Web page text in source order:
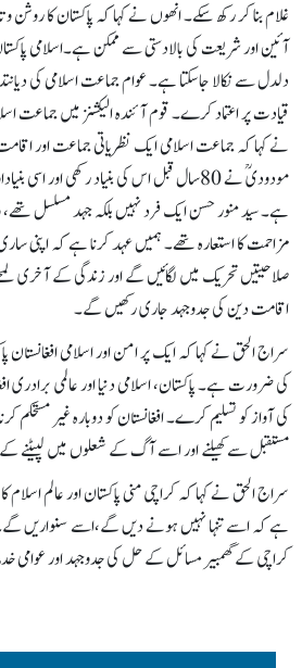
غلام بنا کر رکھ سکے۔ انھوں نے کہا کہ پاکستان کا روشن
آئین اور شریعت کی بالادستی سے ممکن ہے۔اسلامی
دلدل سے نکالا جاسکتا ہے۔ عوام جماعت اسلامی کی
قیادت پر اعتماد کرے۔ قوم آئندہ الیکشنز میں جماعت
نے کہا کہ جماعت اسلامی ایک نظریاتی جماعت اور
مودودیؒ نے 80سال قبل اس کی بنیاد رکھی اور
ہے۔ سید منور حسن ایک فرد نہیں بلکہ جہد مسلسل
مزاحمت کا استعارہ تھے۔ ہمیں عہد کرنا ہے کہ اپنی
صلاحیتیں تحریک میں لگائیں گے اور زندگی کے
اقامت دین کی جدوجہد جاری رکھیں گے۔
سراج الحق نے کہا کہ ایک پر امن اور اسلامی
کی ضرورت ہے۔ پاکستان، اسلامی دنیا اور عالمی برادری
کی آواز کو تسلیم کرے۔ افغانستان کو دوبارہ غیر
مستقبل سے کھیلنے اور اسے آگ کے شعلوں میں لپیٹنے
سراج الحق نے کہا کہ کراچی منی پاکستان اور عالم اسلام
ہے کہ اسے تنہا نہیں ہونے دیں گے،اسے سنواریں
کراچی کے گھمبیر مسائل کے حل کی جدوجہد اور عوامی